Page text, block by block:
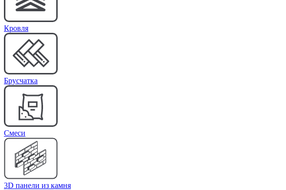
Кровля
Брусчатка
Cмеси
3D панели из камня